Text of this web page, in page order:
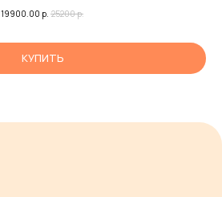
19900.00 р. 25200р.
КУПИТЬ